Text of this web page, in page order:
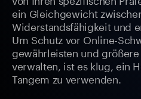
ein Gleichgewicht
Widerstandsfähigkeit und
Um Schutz vor Online-
gewährleisten und
verwalten, ist es klug, ein
Tangem zu verwenden.